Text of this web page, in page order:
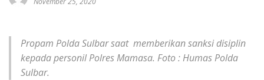
Propam Polda Sulbar saat memberikan sanksi disiplin
kepada personil Polres Mamasa. Foto : Humas Polda
Sulbar.